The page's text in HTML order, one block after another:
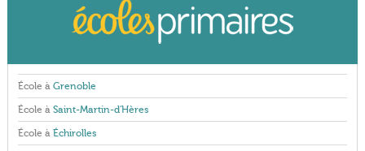
École à Grenoble
École à Saint-Martin-d'Hères
École à Échirolles